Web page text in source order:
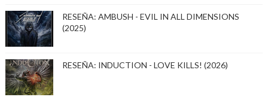
RESEÑA: AMBUSH - EVIL IN ALL DIMENSIONS
(2025)
RESEÑA: INDUCTION - LOVE KILLS! (2026)